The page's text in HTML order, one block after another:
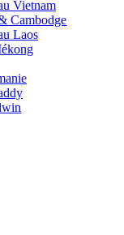
Vietnam
Cambodge
Laos